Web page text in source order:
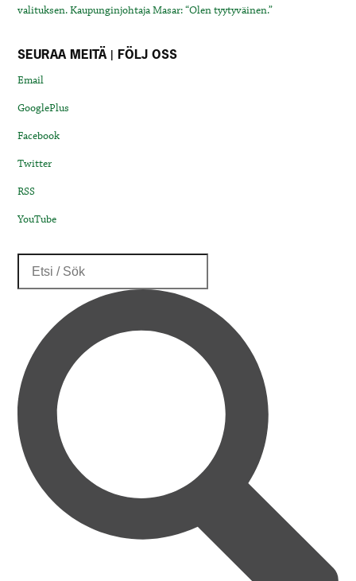
valituksen. Kaupunginjohtaja Masar: “Olen tyytyväinen.”
SEURAA MEITÄ | FÖLJ OSS
Email
GooglePlus
Facebook
Twitter
RSS
YouTube